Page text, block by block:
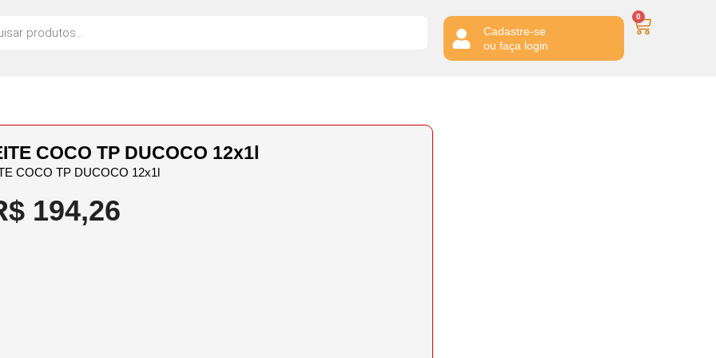
Cadastre-se
ou faça login
0
COCO TP DUCOCO 12x1l
COCO TP DUCOCO 12x1l
194,26